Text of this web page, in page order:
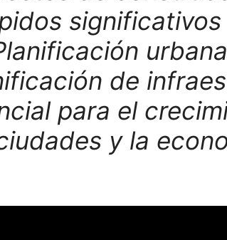
significativos
de
para el
y la